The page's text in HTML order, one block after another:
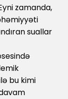
zamanda,
suallar
bu kimi